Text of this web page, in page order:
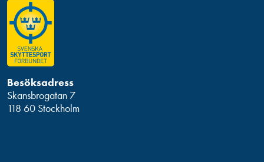
Besöksadress
Skansbrogatan 7
118 60 Stockholm